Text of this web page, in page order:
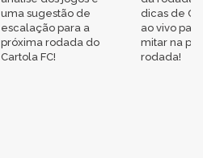
uma sugestão de
escalação para a
próxima rodada do
Cartola FC!
dicas de
ao vivo
mitar na
rodada!